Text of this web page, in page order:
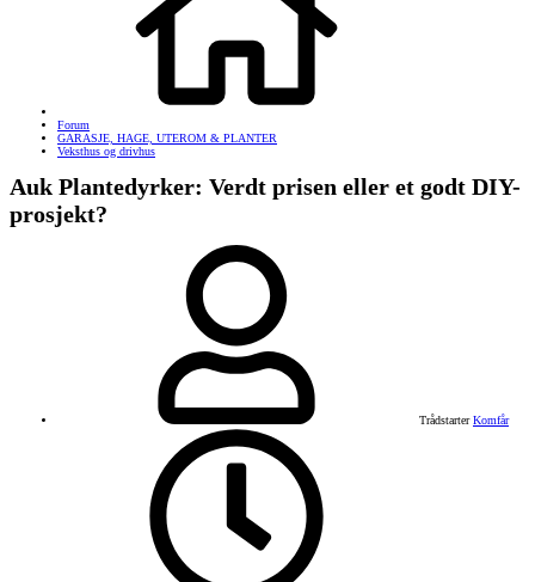
Forum
GARASJE, HAGE, UTEROM & PLANTER
Veksthus og drivhus
Auk Plantedyrker: Verdt prisen eller et godt DIY-
prosjekt?
Trådstarter Komfår